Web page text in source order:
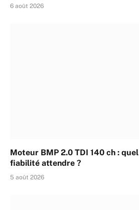
6 août 2026
Moteur BMP 2.0 TDI 140 ch :
fiabilité attendre ?
5 août 2026